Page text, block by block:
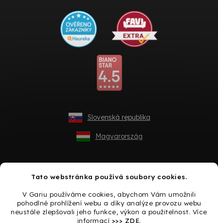
Tato webstránka používá soubory cookies.
V Gariu používáme cookies, abychom Vám umožnili
pohodlné prohlížení webu a díky analýze provozu webu
neustále zlepšovali jeho funkce, výkon a použitelnost. Více
informací >>> ZDE.
Slovenská republika
Magyarország